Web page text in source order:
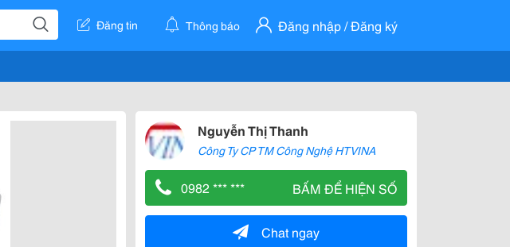
Đăng tin Thông báo Đăng nhập / Đăng ký
Nguyễn Thị Thanh
Công Ty CP TM Công Nghệ HTVINA
0982 *** *** BẤM ĐỂ HIỆN SỐ
Chat ngay